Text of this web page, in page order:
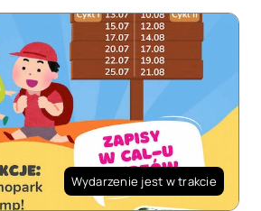
Wydarzenie jest w trakcie